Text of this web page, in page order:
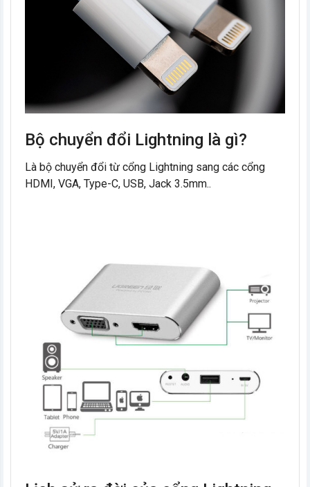
Bộ chuyển đổi Lightning là gì?
Là bộ chuyển đổi từ cổng Lightning sang các cổng
HDMI, VGA, Type-C, USB, Jack 3.5mm..